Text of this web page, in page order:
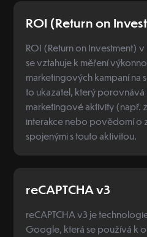
ROI (Return on
ROI (Return on Investment)
se vztahuje k měření
marketingových kampaní na
to ukazatel, který
marketingové aktivity (např.
interakce nebo povědomí o
spojenými s touto aktivitou.
reCAPTCHA v3
reCAPTCHA v3 je
Google, která se používá k